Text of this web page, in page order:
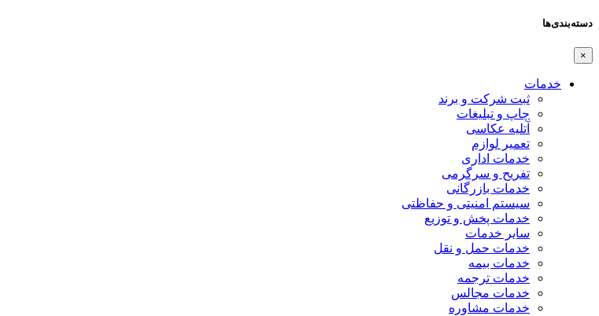
دسته‌بندی‌ها
×
خدمات
ثبت شرکت و برند
چاپ و تبلیغات
آتلیه عکاسی
تعمیر لوازم
خدمات اداری
تفریح و سرگرمی
خدمات بازرگانی
سیستم امنیتی و حفاظتی
خدمات پخش و توزیع
سایر خدمات
خدمات حمل و نقل
خدمات بیمه
خدمات ترجمه
خدمات مجالس
خدمات مشاوره